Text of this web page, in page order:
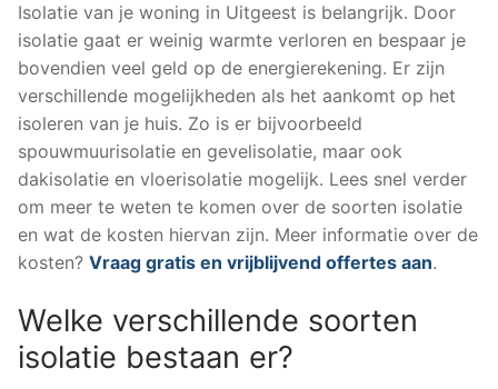
Isolatie van je woning in Uitgeest is belangrijk. Door
isolatie gaat er weinig warmte verloren en bespaar je
bovendien veel geld op de energierekening. Er zijn
verschillende mogelijkheden als het aankomt op het
isoleren van je huis. Zo is er bijvoorbeeld
spouwmuurisolatie en gevelisolatie, maar ook
dakisolatie en vloerisolatie mogelijk. Lees snel verder
om meer te weten te komen over de soorten isolatie
en wat de kosten hiervan zijn. Meer informatie over de
kosten? Vraag gratis en vrijblijvend offertes aan.
Welke verschillende soorten
isolatie bestaan er?